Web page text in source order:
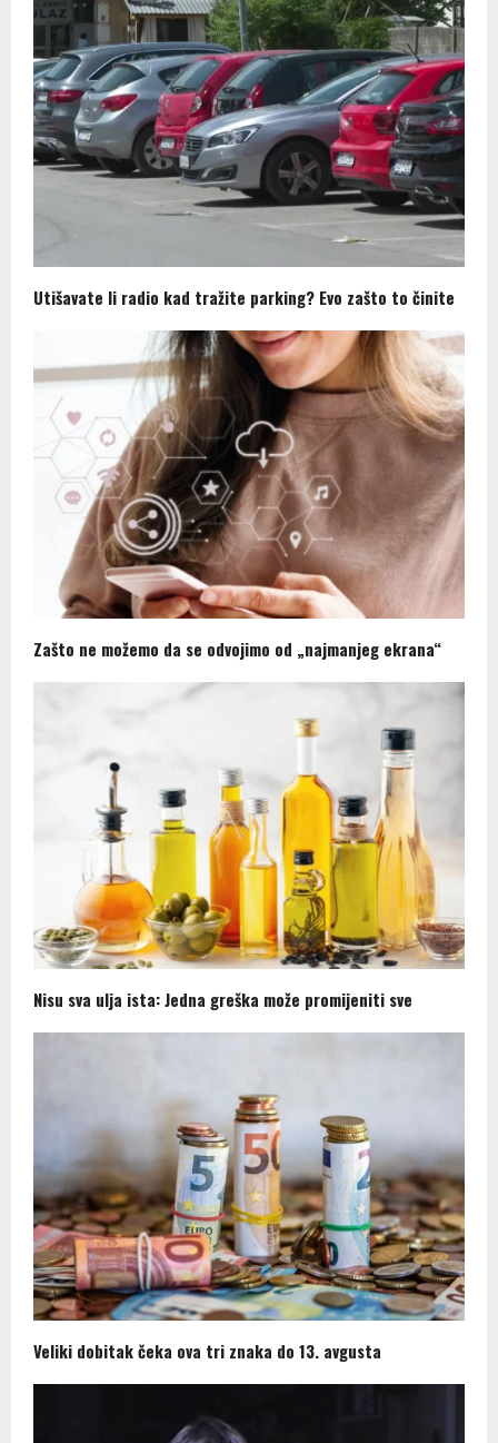
Utišavate li radio kad tražite parking? Evo zašto to činite
Zašto ne možemo da se odvojimo od „najmanjeg ekrana“
Nisu sva ulja ista: Jedna greška može promijeniti sve
Veliki dobitak čeka ova tri znaka do 13. avgusta